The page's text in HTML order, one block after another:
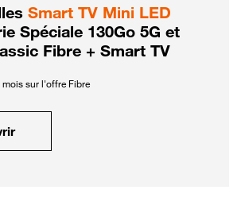
Smart TV Mini LED
Spéciale 130Go 5G et
Fibre + Smart TV
mois sur l'offre Fibre